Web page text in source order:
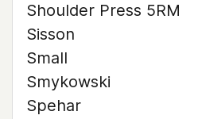
Shoulder Press 5RM
Sisson
Small
Smykowski
Spehar